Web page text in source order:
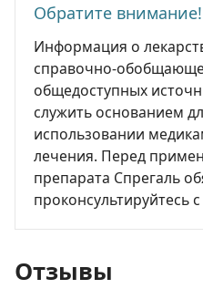
Обратите внимание!
Информация о
справочно-
общедоступных
служить основанием
использовании
лечения. Перед
препарата Спрегаль
проконсультируйтесь
Отзывы